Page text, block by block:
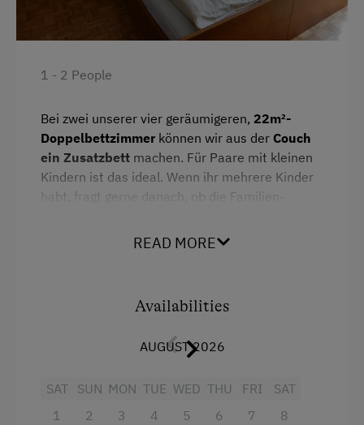
Accommodation
1 - 2 People
Bei zwei unserer vier geräumigeren, 22m²-
Doppelbettzimmer können wir aus der Couch
ein Zusatzbett machen. Für Paare mit kleinen
Kindern ist das ideal. Wenn ihr mehrere Kinder
habt, fragt gerne danach, ob die Familien-
Aufenthaltsraum und extra Schlafzimmer mit 2
King size bed
READ MORE
Availabilities
AUGUST 2026
SAT
1
SUN
2
MON
3
TUE
4
WED
5
THU
6
FRI
7
SAT
8